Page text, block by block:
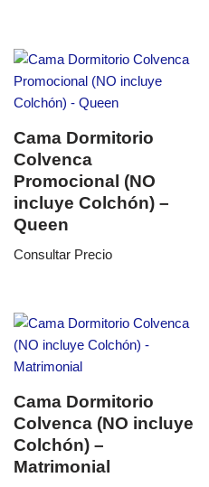
Cama Dormitorio
Colvenca
Promocional (NO
incluye Colchón) –
Queen
Consultar Precio
Cama Dormitorio
Colvenca (NO incluye
Colchón) –
Matrimonial